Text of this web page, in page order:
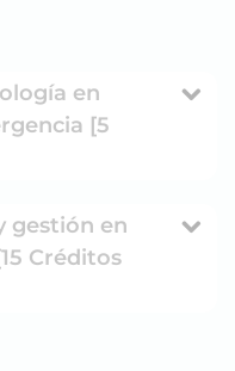
en
[5
gestión en
Créditos